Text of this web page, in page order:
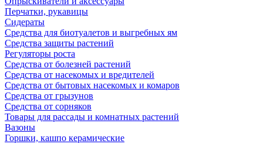
Перчатки, рукавицы
Сидераты
Средства для биотуалетов и выгребных ям
Средства защиты растений
Регуляторы роста
Средства от болезней растений
Средства от насекомых и вредителей
Средства от бытовых насекомых и комаров
Средства от грызунов
Средства от сорняков
Товары для рассады и комнатных растений
Вазоны
Горшки, кашпо керамические